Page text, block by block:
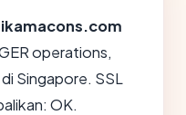
operations,
Singapore. SSL
OK.